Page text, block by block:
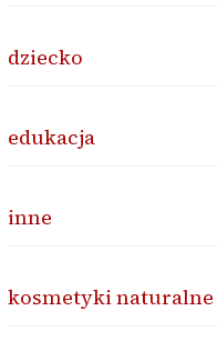
dziecko
edukacja
inne
kosmetyki naturalne